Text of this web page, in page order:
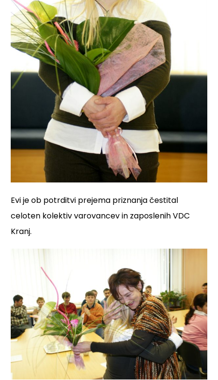
Evi je ob potrditvi prejema priznanja čestital
celoten kolektiv varovancev in zaposlenih VDC
Kranj.